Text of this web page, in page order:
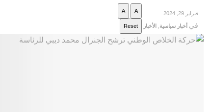
فبراير 29, 2024
في أخبار سياسية الأخبار
A
A
Reset